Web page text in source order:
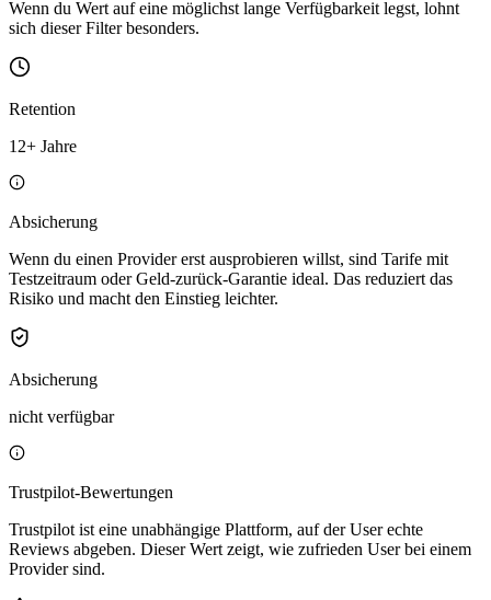
Wenn du Wert auf eine möglichst lange Verfügbarkeit legst, lohnt
sich dieser Filter besonders.
Retention
12+ Jahre
Absicherung
Wenn du einen Provider erst ausprobieren willst, sind Tarife mit
Testzeitraum oder Geld-zurück-Garantie ideal. Das reduziert das
Risiko und macht den Einstieg leichter.
Absicherung
nicht verfügbar
Trustpilot-Bewertungen
Trustpilot ist eine unabhängige Plattform, auf der User echte
Reviews abgeben. Dieser Wert zeigt, wie zufrieden User bei einem
Provider sind.